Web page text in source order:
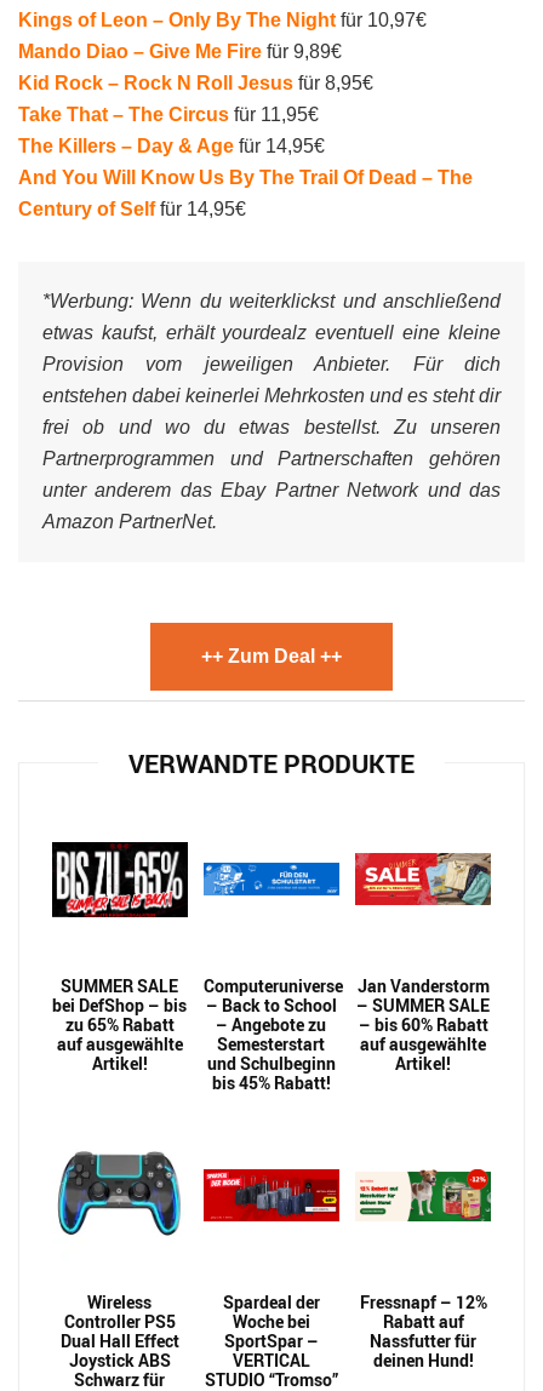
Kings of Leon – Only By The Night für 10,97€
Mando Diao – Give Me Fire für 9,89€
Kid Rock – Rock N Roll Jesus für 8,95€
Take That – The Circus für 11,95€
The Killers – Day & Age für 14,95€
And You Will Know Us By The Trail Of Dead – The
Century of Selffür 14,95€
*Werbung: Wenn du weiterklickst und anschließend
etwas kaufst, erhält yourdealz eventuell eine kleine
Provision vom jeweiligen Anbieter. Für dich
entstehen dabei keinerlei Mehrkosten und es steht dir
frei ob und wo du etwas bestellst. Zu unseren
Partnerprogrammen und Partnerschaften gehören
unter anderem das Ebay Partner Network und das
Amazon PartnerNet.
++ Zum Deal ++
VERWANDTE PRODUKTE
SUMMER SALE
bei DefShop – bis
zu 65% Rabatt
auf ausgewählte
Artikel!
Computeruniverse
– Back to School
– Angebote zu
Semesterstart
und Schulbeginn
bis 45% Rabatt!
Jan Vanderstorm
– SUMMER SALE
– bis 60% Rabatt
auf ausgewählte
Artikel!
Wireless
Controller PS5
Dual Hall Effect
Joystick ABS
Schwarz für
Spardeal der
Woche bei
SportSpar –
VERTICAL
STUDIO “Tromso”
Fressnapf – 12%
Rabatt auf
Nassfutter für
deinen Hund!